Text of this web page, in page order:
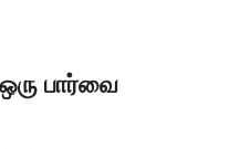
பார்வை